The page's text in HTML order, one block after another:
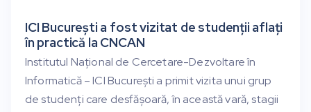
ICI București a fost vizitat de studenții aflați
în practică la CNCAN
Institutul Național de Cercetare-Dezvoltare în
Informatică – ICI București a primit vizita unui grup
de studenți care desfășoară, în această vară, stagii